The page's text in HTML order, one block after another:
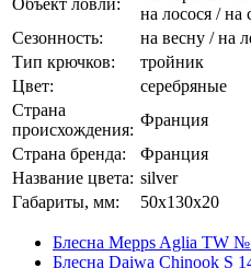
на лосося / на
Сезонность:
на весну / на
Тип крючков:
тройник
Цвет:
серебряные
Страна
происхождения:
Франция
Страна бренда:
Франция
Название цвета: silver
Габариты, мм:
50x130x20
Блесна Mepps Aglia TW
Блесна Daiwa Chinook S